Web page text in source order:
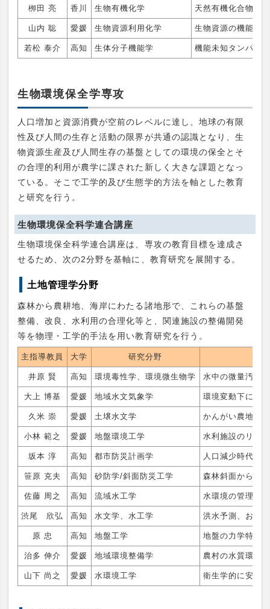
栁田 亮 香川 生物有機化学 天然有機化合物の
山内 聡 愛媛 生物資源利用化学 生物資源の機能解
若松 泰介 高知 生体分子機能学 機能未知タンパク
生物環境保全学専攻
人口増加と資源消費が空前のレベルに達し、地球の有限
性及び人間の生存と活動の限界が共通の認識となり、生
物資源生産及び人間生存の基盤としての環境の保全とそ
の合理的利用が農学に課された新しく大きな課題となっ
ている。そこで工学的及び生態学的方法を軸とした教育
と研究を行う。
生物環境保全科学連合講座
生物環境保全科学連合講座は、専攻の教育目標を達成さ
せるため、次の2分野を基軸に、教育研究を展開する。
土地管理学分野
森林から農耕地、海岸にわたる諸地形で、これらの基盤
整備、改良、水利用の合理化等と、関連施設の整備開発
等を物理・工学的手法を用い教育研究を行う。
主指導教員 大学 研究分野
井原 賢 高知 環境毒性学、環境微生物学 水中の微量汚染
大上 博基 愛媛 地域水文気象学 環境変動下にお
久米 崇 愛媛 土壌水文学 かんがい農地の
小林 範之 愛媛 地盤環境工学 水利施設のリハ
坂本 淳 高知 都市防災計画学 人口減少時代の
笹原 克夫 高知 砂防学/斜面防災工学 森林斜面からの
佐藤 周之 高知 流域水工学 水環境の管理技
渋尾 欣弘 高知 水文学、水工学 洪水予測、およ
原 忠 高知 地盤工学 地盤の力学特性
治多 伸介 愛媛 地域環境整備学 農村の水質環境
山下 尚之 愛媛 水環境工学 衛生学的に安全